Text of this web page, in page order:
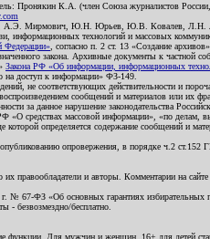
Пронякин К.А. (член Союза журналистов
А.Э. Мирмович, Ю.Н. Юрьев, Ю.В.
информационных технологий и массовых
Федерации» , согласно п. 2 ст. 13 «Создание
закона. Архивные документы к частной
Закона РФ «Об информации, информационных
на доступ к информации» ФЗ-149.
не соответствующих действительности и
сообщений и материалов или их
за данное нарушение законодательства
массовой информации», «по делам,
определяется содержание сообщений и
опровержения, в порядке ч.2 ст.152
их правообладатели и авторы. Комментарии на
67-ФЗ «Об основных гарантиях избирательных
- безвозмездно/бесплатно.
функции. Для мужчин и женщин. 16+ для детей